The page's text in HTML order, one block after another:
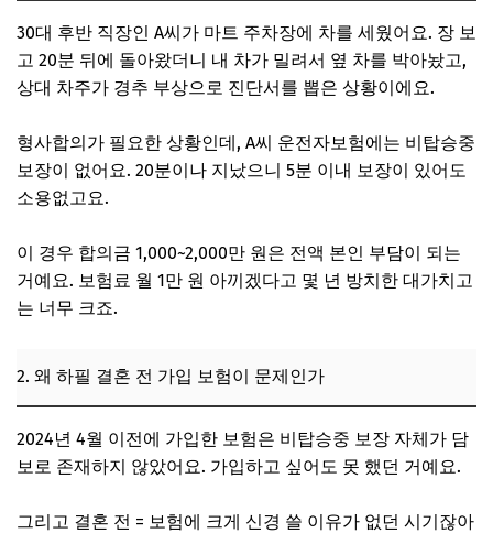
30대 후반 직장인 A씨가 마트 주차장에 차를 세웠어요. 장 보
고 20분 뒤에 돌아왔더니 내 차가 밀려서 옆 차를 박아놨고,
상대 차주가 경추 부상으로 진단서를 뽑은 상황이에요.
형사합의가 필요한 상황인데, A씨 운전자보험에는 비탑승중
보장이 없어요. 20분이나 지났으니 5분 이내 보장이 있어도
소용없고요.
이 경우 합의금 1,000~2,000만 원은 전액 본인 부담이 되는
거예요. 보험료 월 1만 원 아끼겠다고 몇 년 방치한 대가치고
는 너무 크죠.
2. 왜 하필 결혼 전 가입 보험이 문제인가
2024년 4월 이전에 가입한 보험은 비탑승중 보장 자체가 담
보로 존재하지 않았어요. 가입하고 싶어도 못 했던 거예요.
그리고 결혼 전 = 보험에 크게 신경 쓸 이유가 없던 시기잖아